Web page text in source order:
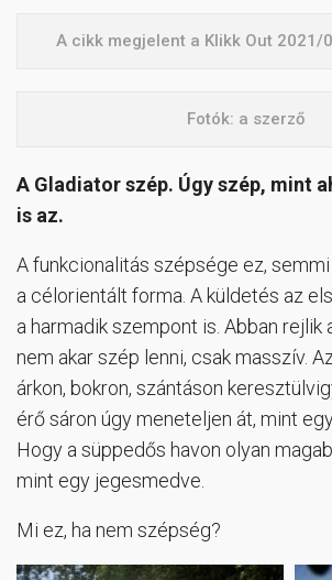
A cikk megjelent a Klikk Out 2021/
Fotók: a szerző
A Gladiator szép. Úgy szép, mint
is az.
A funkcionalitás szépsége ez,
a célorientált forma. A küldetés az
a harmadik szempont is. Abban rejlik
nem akar szép lenni, csak masszív.
árkon, bokron, szántáson
érő sáron úgy meneteljen át, mint
Hogy a süppedős havon olyan
mint egy jegesmedve.
Mi ez, ha nem szépség?